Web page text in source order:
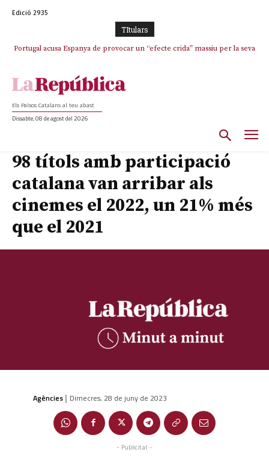
Edició 2935
TItulars
Portugal acusa Espanya de provocar un “efecte crida” massiu per la seva
El col·lapse de l’operació de Marc Puigtió a Girona: desbandada de
Els Països Catalans al teu abast
Dissabte, 08 de agost del 2026
98 títols amb participació
catalana van arribar als
cinemes el 2022, un 21% més
que el 2021
Agències | Dimecres, 28 de juny de 2023
- Publicitat -